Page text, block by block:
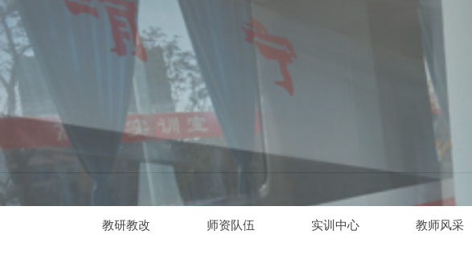
教研教改 师资队伍 实训中心 教师风采